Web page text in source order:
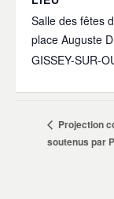
Salle des fêtes
place Auguste
GISSEY-SUR-
Projection
soutenus par